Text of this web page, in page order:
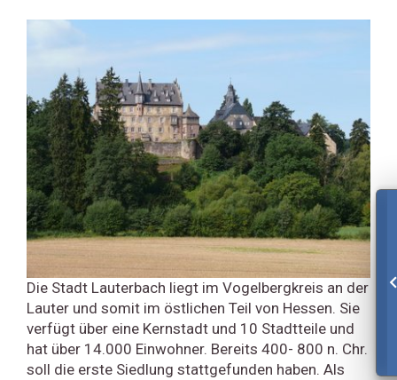
Die Stadt Lauterbach liegt im Vogelbergkreis an der
Lauter und somit im östlichen Teil von Hessen. Sie
verfügt über eine Kernstadt und 10 Stadtteile und
hat über 14.000 Einwohner. Bereits 400- 800 n. Chr.
soll die erste Siedlung stattgefunden haben. Als